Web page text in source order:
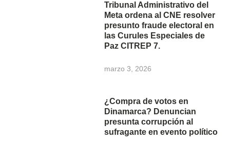
Tribunal Administrativo del
Meta ordena al CNE resolver
presunto fraude electoral en
las Curules Especiales de
Paz CITREP 7.
marzo 3, 2026
¿Compra de votos en
Dinamarca? Denuncian
presunta corrupción al
sufragante en evento político